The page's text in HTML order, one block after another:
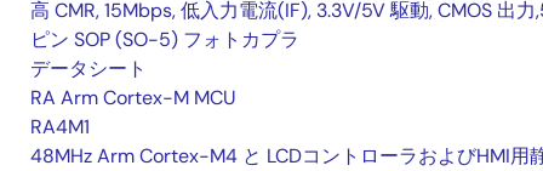
高 CMR, 15Mbps, 低入力電流(IF), 3.3V/5V 駆動, CMOS 出力
ピン SOP (SO-5) フォトカプラ
データシート
RA Arm Cortex-M MCU
RA4M1
48MHz Arm Cortex-M4 と LCDコントローラおよびHMI用